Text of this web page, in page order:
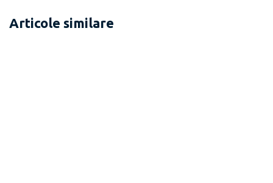
Articole similare